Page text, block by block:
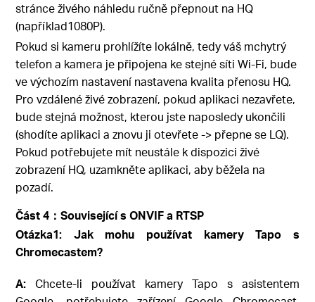
stránce živého náhledu ručně přepnout na HQ
(například1080P).
Pokud si kameru prohlížíte lokálně, tedy váš mchytrý
telefon a kamera je připojena ke stejné síti Wi-Fi, bude
ve výchozím nastavení nastavena kvalita přenosu HQ.
Pro vzdálené živé zobrazení, pokud aplikaci nezavřete,
bude stejná možnost, kterou jste naposledy ukončili
(shodíte aplikaci a znovu ji otevřete -> přepne se LQ).
Pokud potřebujete mít neustále k dispozici živé
zobrazení HQ, uzamkněte aplikaci, aby běžela na
pozadí.
Část 4：Související s ONVIF a RTSP
Otázka1: Jak mohu používat kamery Tapo s
Chromecastem?
A:
Chcete-li používat kamery Tapo s asistentem